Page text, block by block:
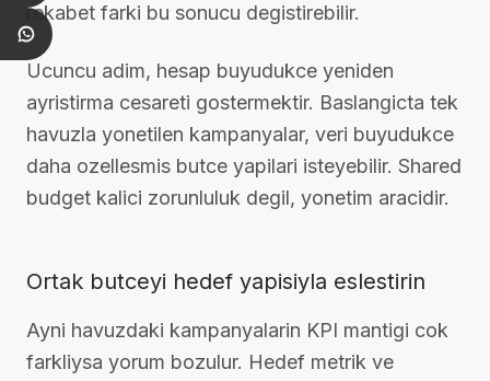
rekabet farki bu sonucu degistirebilir.
Ucuncu adim, hesap buyudukce yeniden
ayristirma cesareti gostermektir. Baslangicta tek
havuzla yonetilen kampanyalar, veri buyudukce
daha ozellesmis butce yapilari isteyebilir. Shared
budget kalici zorunluluk degil, yonetim aracidir.
Ortak butceyi hedef yapisiyla eslestirin
Ayni havuzdaki kampanyalarin KPI mantigi cok
farkliysa yorum bozulur. Hedef metrik ve